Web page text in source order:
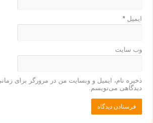
ایمیل*
وب‌ سایت
ذخیره نام، ایمیل و وبسایت من در مرورگر برای
دیدگاهی می‌نویسم.